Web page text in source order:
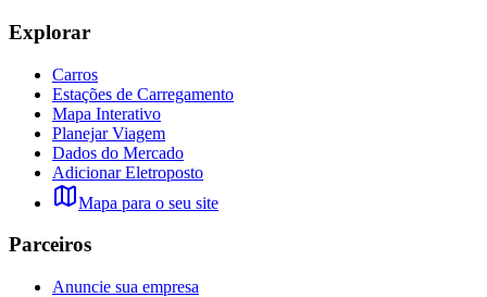
Explorar
Carros
Estações de Carregamento
Mapa Interativo
Planejar Viagem
Dados do Mercado
Adicionar Eletroposto
Mapa para o seu site
Parceiros
Anuncie sua empresa